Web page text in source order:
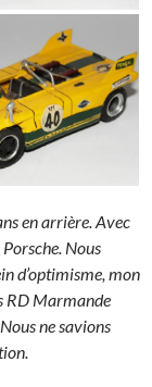
en arrière. Avec
Nous
d’optimisme, mon
RD Marmande
ne savions